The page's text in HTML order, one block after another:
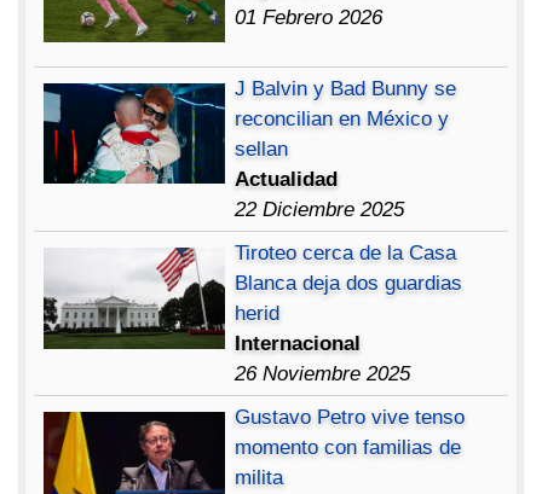
01 Febrero 2026
J Balvin y Bad Bunny se
reconcilian en México y
sellan
Actualidad
22 Diciembre 2025
Tiroteo cerca de la Casa
Blanca deja dos guardias
herid
Internacional
26 Noviembre 2025
Gustavo Petro vive tenso
momento con familias de
milita